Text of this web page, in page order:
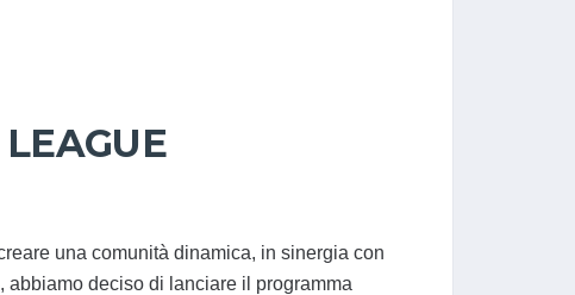
una comunità dinamica, in sinergia con
deciso di lanciare il programma